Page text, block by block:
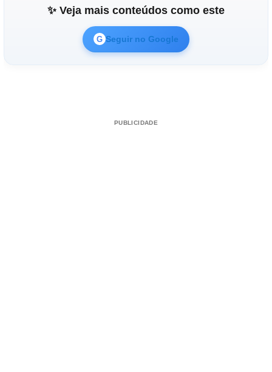
✨ Veja mais conteúdos como este
G Seguir no Google
PUBLICIDADE